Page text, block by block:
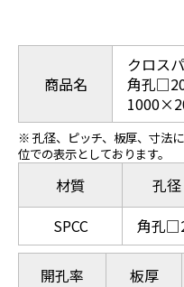
商品名
クロス
角孔
※ 孔径、ピッチ、板厚、寸法
位での表示としております。
材質
SPCC
孔径
角孔
開孔率
板厚